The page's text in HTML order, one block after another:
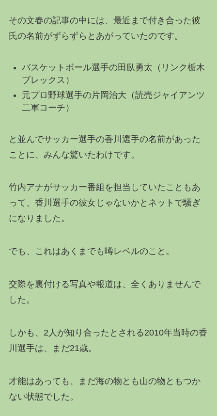
その文春の記事の中には、最近まで付き合った彼
氏の名前がずらずらとあがっていたのです。
バスケットボール選手の田臥勇太（リンク栃木
ブレックス）
元プロ野球選手の片岡治大（読売ジャイアンツ
二軍コーチ）
と並んでサッカー選手の香川選手の名前があった
ことに、みんな驚いたわけです。
竹内アナがサッカー番組を担当していたこともあ
って、香川選手の彼女じゃないかとネットで騒ぎ
になりました。
でも、これはあくまでも噂レベルのこと。
交際を裏付ける写真や報道は、全くありませんで
した。
しかも、2人が知り合ったとされる2010年当時の香
川選手は、まだ21歳。
才能はあっても、まだ海の物とも山の物ともつか
ない状態でした。